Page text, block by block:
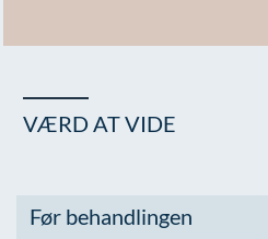
VÆRD AT VIDE
Før behandlingen